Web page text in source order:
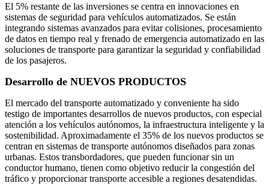
El 5% restante de las inversiones se centra en innovaciones en
sistemas de seguridad para vehículos automatizados. Se están
integrando sistemas avanzados para evitar colisiones, procesamiento
de datos en tiempo real y frenado de emergencia automatizado en las
soluciones de transporte para garantizar la seguridad y confiabilidad
de los pasajeros.
Desarrollo de NUEVOS PRODUCTOS
El mercado del transporte automatizado y conveniente ha sido
testigo de importantes desarrollos de nuevos productos, con especial
atención a los vehículos autónomos, la infraestructura inteligente y la
sostenibilidad. Aproximadamente el 35% de los nuevos productos se
centran en sistemas de transporte autónomos diseñados para zonas
urbanas. Estos transbordadores, que pueden funcionar sin un
conductor humano, tienen como objetivo reducir la congestión del
tráfico y proporcionar transporte accesible a regiones desatendidas.